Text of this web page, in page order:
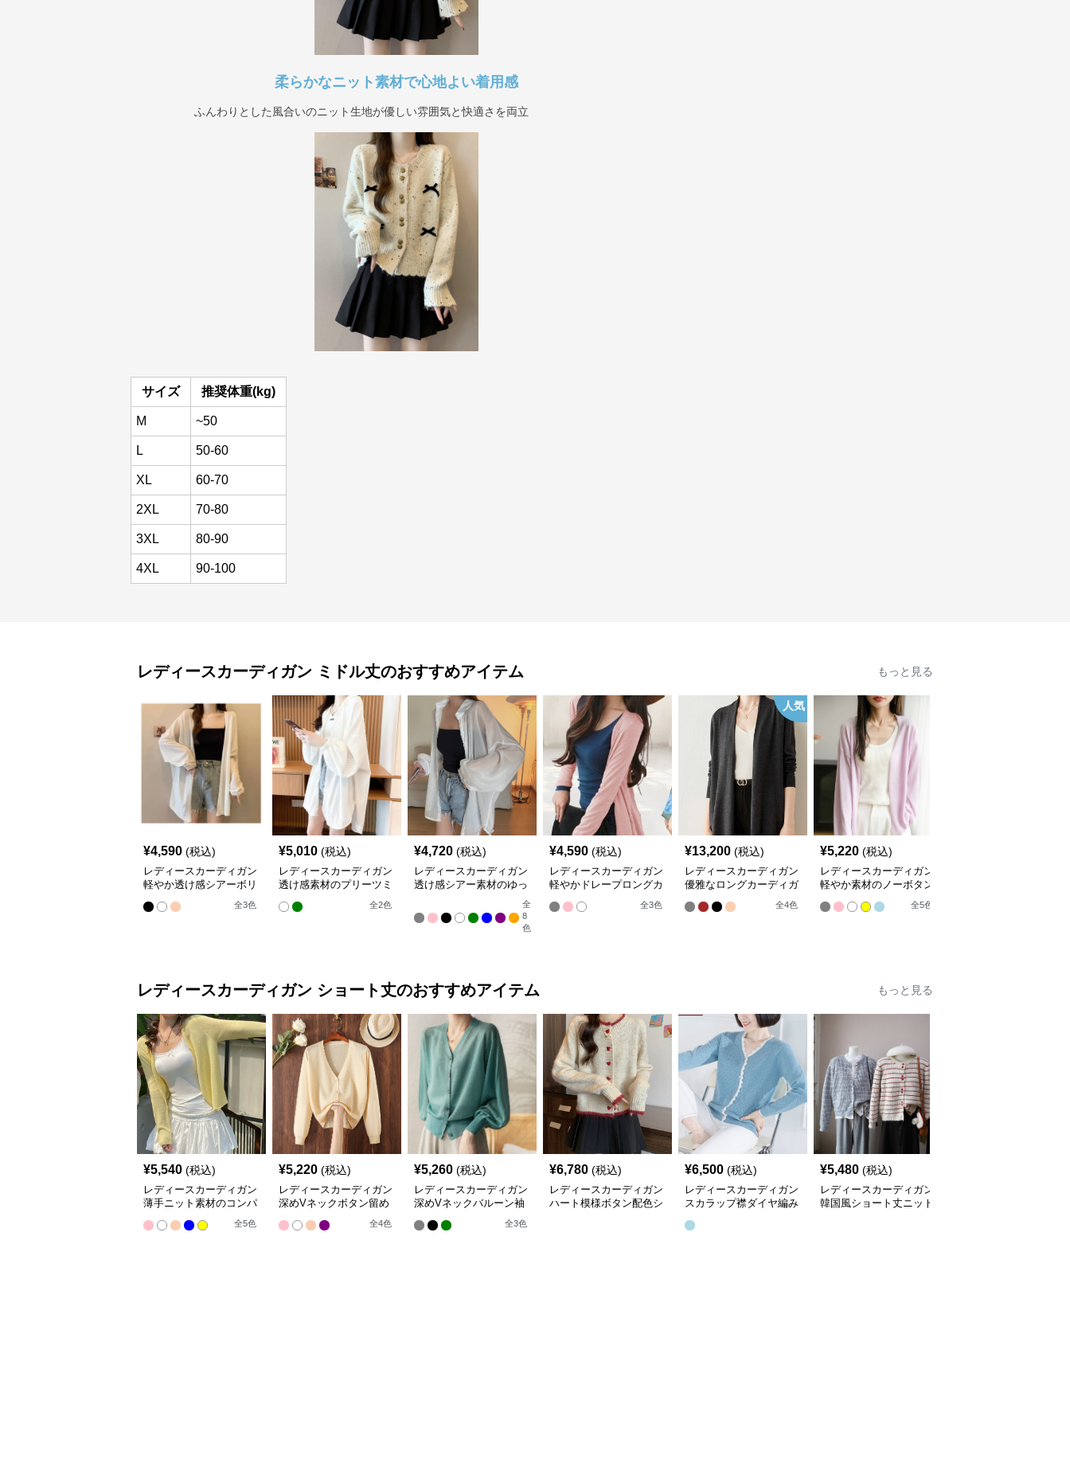
柔らかなニット素材で心地よい着用感
ふんわりとした風合いのニット生地が優しい雰囲気と快適さを両立
サイズ 推奨体重(kg)
M ~50
L 50-60
XL 60-70
2XL 70-80
3XL 80-90
4XL 90-100
レディースカーディガン ミドル丈のおすすめアイテム もっと見る
¥4,590 (税込)
レディースカーディガン
軽やか透け感シアーボリ
ューム袖羽織りカーディ
ガン
全3色
¥5,010 (税込)
レディースカーディガン
透け感素材のプリーツミ
ドル丈羽織りカーディガ
ン
全2色
¥4,720 (税込)
レディースカーディガン
透け感シアー素材のゆっ
全
8
色
¥4,590 (税込)
レディースカーディガン
軽やかドレープロングカ
全3色
人気
¥13,200 (税込)
レディースカーディガン
優雅なロングカーディガ
全4色
¥5,220 (税込)
レディースカーディガン
軽やか素材のノーボタン
ゆったりシルエットカー
ディガン
全5色
レディースカーディガン ショート丈のおすすめアイテム もっと見る
¥5,540 (税込)
レディースカーディガン
薄手ニット素材のコンパ
全5色
¥5,220 (税込)
レディースカーディガン
深めVネックボタン留め
ショート丈ニットカーデ
ィガン
全4色
¥5,260 (税込)
レディースカーディガン
深めVネックバルーン袖
全3色
¥6,780 (税込)
レディースカーディガン
ハート模様ボタン配色シ
¥6,500 (税込)
レディースカーディガン
スカラップ襟ダイヤ編み
¥5,480 (税込)
レディースカーディガン
韓国風ショート丈ニット